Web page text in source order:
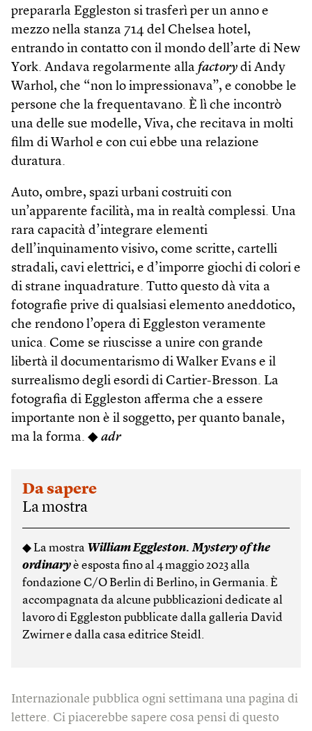
prepararla Eggleston si trasferì per un anno e
mezzo nella stanza 714 del Chelsea hotel,
entrando in contatto con il mondo dell’arte di New
York. Andava regolarmente alla factory di Andy
Warhol, che “non lo impressionava”, e conobbe le
persone che la frequentavano. È lì che incontrò
una delle sue modelle, Viva, che recitava in molti
film di Warhol e con cui ebbe una relazione
duratura.
Auto, ombre, spazi urbani costruiti con
un’apparente facilità, ma in realtà complessi. Una
rara capacità d’integrare elementi
dell’inquinamento visivo, come scritte, cartelli
stradali, cavi elettrici, e d’imporre giochi di colori e
di strane inquadrature. Tutto questo dà vita a
fotografie prive di qualsiasi elemento aneddotico,
che rendono l’opera di Eggleston veramente
unica. Come se riuscisse a unire con grande
libertà il documentarismo di Walker Evans e il
surrealismo degli esordi di Cartier-Bresson. La
fotografia di Eggleston afferma che a essere
importante non è il soggetto, per quanto banale,
ma la forma. ◆ adr
Da sapere
La mostra
◆ La mostra William Eggleston. Mystery of the
ordinaryè esposta fino al 4 maggio 2023 alla
fondazione C/O Berlin di Berlino, in Germania. È
accompagnata da alcune pubblicazioni dedicate al
lavoro di Eggleston pubblicate dalla galleria David
Zwirner e dalla casa editrice Steidl.
Internazionale pubblica ogni settimana una pagina di
lettere. Ci piacerebbe sapere cosa pensi di questo